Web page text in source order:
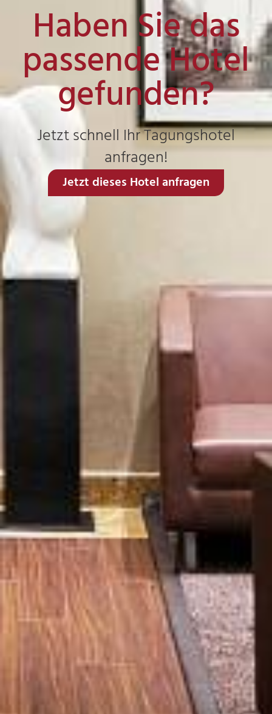
Haben Sie das
passende Hotel
gefunden?
Jetzt schnell Ihr Tagungshotel
anfragen!
Jetzt dieses Hotel anfragen